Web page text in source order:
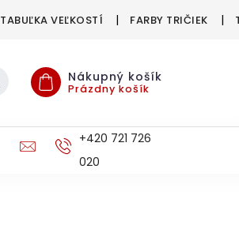
TABUĽKA VEĽKOSTÍ FARBY TRIČIEK
Nákupný košík
Prázdny košík
DOPRAVA A PLATBA+420 721 726
020